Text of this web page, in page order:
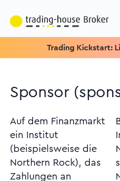
Trading Kickstart: Live
Sponsor
Auf dem Finanzmarkt
ein Institut
(beispielsweise die
Northern Rock), das
Zahlungen an
Beispiel: Beinahe-
Insolvenz der
Northern Rock
schlägt negativ auf
Newcastle United